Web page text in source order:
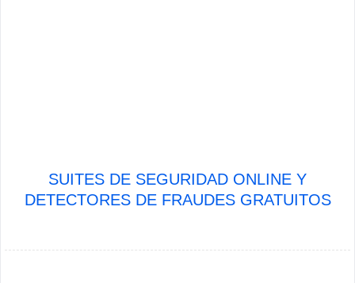
SUITES DE SEGURIDAD ONLINE Y
DETECTORES DE FRAUDES GRATUITOS